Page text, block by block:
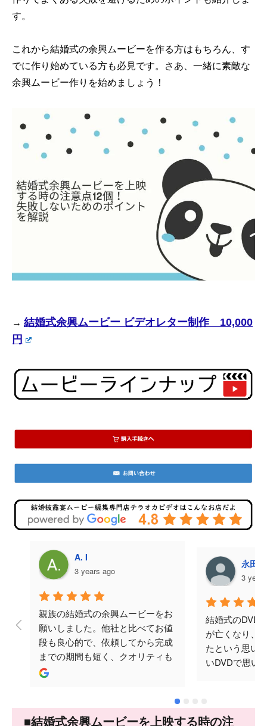
す。
これから結婚式の余興ムービーを作る方はもちろん、す
でに作り始めている方も必見です。さあ、一緒に素敵な
余興ムービー作りを始めましょう！
→ 結婚式余興ムービー ビデオレター制作 10,000
円
A. I
3 years ago
親族の結婚式の余興ムービーをお
願いしました。他社と比べてお値
段も良心的で、依頼してから完成
までの期間も短く、クオリティも
ばっちりでした。何度かメールで
オカビデオさんにお願いして本当
永田
3
結婚式のDVD
が亡くなり、
たという思い
いDVDで思い
忘れられない
♪ありがとご
■結婚式余興ムービーを上映する時の注